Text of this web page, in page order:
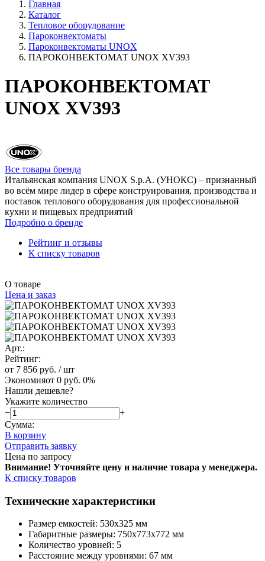
Главная
Каталог
Тепловое оборудование
Пароконвектоматы
Пароконвектоматы UNOX
ПАРОКОНВЕКТОМАТ UNOX XV393
ПАРОКОНВЕКТОМАТ
UNOX XV393
Все товары бренда
Итальянская компания UNOX S.p.A. (УНОКС) – признанный
во всём мире лидер в сфере конструирования, производства и
поставок теплового оборудования для профессиональной
кухни и пищевых предприятий
Подробно о бренде
Рейтинг и отзывы
К списку товаров
О товаре
Цена и заказ
Арт.:
Рейтинг:
от 7 856 руб. / шт
Экономияот 0 руб. 0%
Нашли дешевле?
Укажите количество
−
+
Сумма:
В корзину
Отправить заявку
Цена по запросу
Внимание! Уточняйте цену и наличие товара у менеджера.
К списку товаров
Технические характеристики
Размер емкостей: 530х325 мм
Габаритные размеры: 750х773х772 мм
Количество уровней: 5
Расстояние между уровнями: 67 мм